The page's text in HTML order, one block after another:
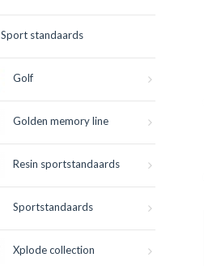
Sport standaards
Golf
Golden memory line
Resin sportstandaards
Sportstandaards
Xplode collection